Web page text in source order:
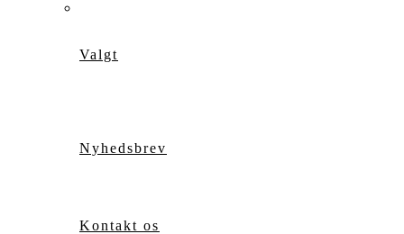
Valgt
Nyhedsbrev
Kontakt os